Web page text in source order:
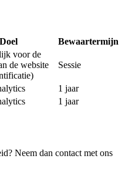
Doel Bewaartermijn
voor de
de website
Sessie
1 jaar
1 jaar
Neem dan contact met ons